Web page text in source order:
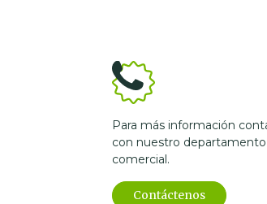
Para más información
con nuestro departamento
comercial.
Contáctenos